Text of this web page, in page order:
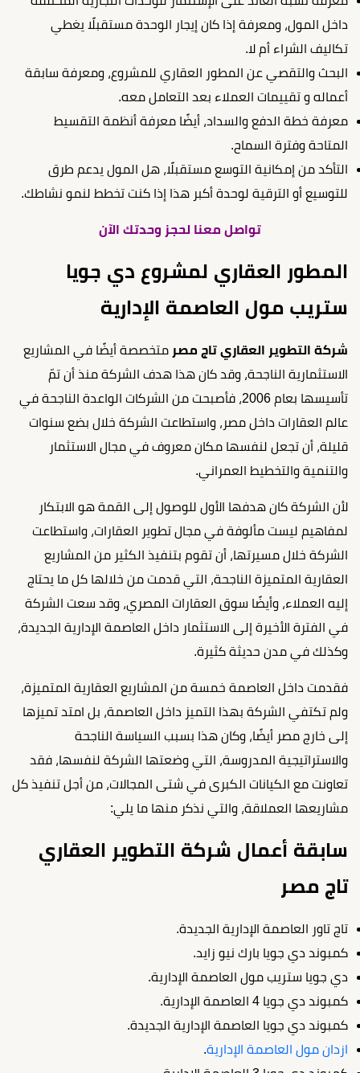
داخل المول، ومعرفة إذا كان إيجار الوحدة مستقبلًا يغطي
تكاليف الشراء أم لا.
البحث والتقصي عن المطور العقاري للمشروع، ومعرفة سابقة
أعماله و تقييمات العملاء بعد التعامل معه.
معرفة خطة الدفع والسداد، أيضًا معرفة أنظمة التقسيط
المتاحة وفترة السماح.
التأكد من إمكانية التوسع مستقبلًا، هل المول يدعم طرق
للتوسيع أو الترقية لوحدة أكبر هذا إذا كنت تخطط لنمو نشاطك.
تواصل معنا لحجز وحدتك الآن
المطور العقاري لمشروع دي جويا
ستريب مول العاصمة الإدارية
شركة التطوير العقاري تاج مصر متخصصة أيضًا في المشاريع
الاستثمارية الناجحة، وقد كان هذا هدف الشركة منذ أن تمّ
تأسيسها بعام 2006، فأصبحت من الشركات الواعدة الناجحة في
عالم العقارات داخل مصر، واستطاعت الشركة خلال بضع سنوات
قليلة، أن تجعل لنفسها مكان معروف في مجال الاستثمار
والتنمية والتخطيط العمراني.
لأن الشركة كان هدفها الأول للوصول إلى القمة هو الابتكار
لمفاهيم ليست مألوفة في مجال تطوير العقارات، واستطاعت
الشركة خلال مسيرتها، أن تقوم بتنفيذ الكثير من المشاريع
العقارية المتميزة الناجحة، التي قدمت من خلالها كل ما يحتاج
إليه العملاء، وأيضًا سوق العقارات المصري، وقد سعت الشركة
في الفترة الأخيرة إلى الاستثمار داخل العاصمة الإدارية الجديدة،
وكذلك في مدن حديثة كثيرة.
فقدمت داخل العاصمة خمسة من المشاريع العقارية المتميزة،
ولم تكتفي الشركة بهذا التميز داخل العاصمة، بل امتد تميزها
إلى خارج مصر أيضًا، وكان هذا بسبب السياسة الناجحة
والاستراتيجية المدروسة، التي وضعتها الشركة لنفسها، فقد
تعاونت مع الكيانات الكبرى في شتى المجالات، من أجل تنفيذ كل
مشاريعها العملاقة، والتي نذكر منها ما يلي:
سابقة أعمال شركة التطوير العقاري
تاج مصر
تاج تاور العاصمة الإدارية الجديدة.
كمبوند دي جويا بارك نيو زايد.
دي جويا ستريب مول العاصمة الإدارية.
كمبوند دي جويا 4 العاصمة الإدارية.
كمبوند دي جويا العاصمة الإدارية الجديدة.
ازدان مول العاصمة الإدارية.